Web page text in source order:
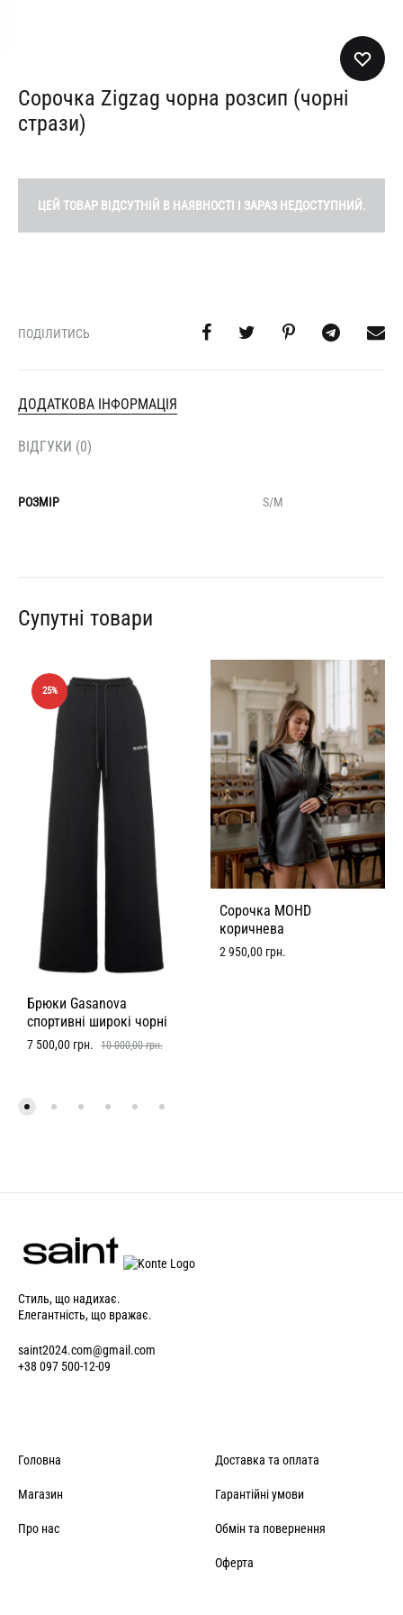
Сорочка Zigzag чорна розсип (чорні
стрази)
ЦЕЙ ТОВАР ВІДСУТНІЙ В НАЯВНОСТІ І ЗАРАЗ НЕДОСТУПНИЙ.
ПОДІЛИТИСЬ
ДОДАТКОВА ІНФОРМАЦІЯ
ВІДГУКИ (0)
РОЗМІР S/M
Супутні товари
25%
Брюки Gasanova
спортивні широкі чорні
7 500,00 грн. 10 000,00грн.
Сорочка MOHD
коричнева
2 950,00 грн.
Стиль, що надихає.
Елегантність, що вражає.
saint2024.com@gmail.com
+38 097 500-12-09
Головна
Магазин
Про нас
Доставка та оплата
Гарантійні умови
Обмін та повернення
Оферта